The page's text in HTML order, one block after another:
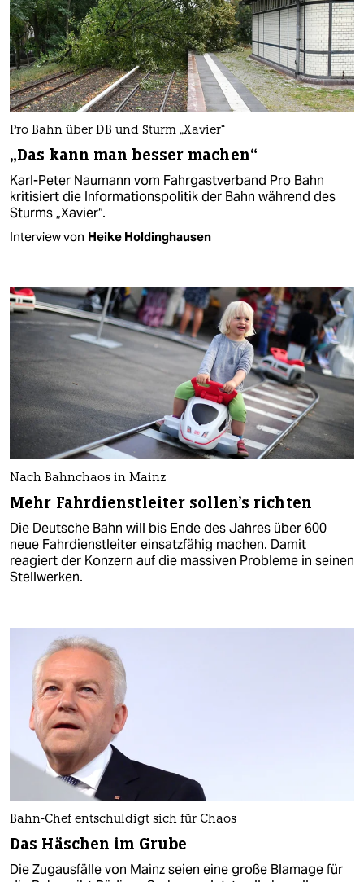
Pro Bahn über DB und Sturm „Xavier“
„Das kann man besser machen“
Karl-Peter Naumann vom Fahrgastverband Pro Bahn
kritisiert die Informationspolitik der Bahn während des
Sturms „Xavier“.
Interview von Heike Holdinghausen
Nach Bahnchaos in Mainz
Mehr Fahrdienstleiter sollen's richten
Die Deutsche Bahn will bis Ende des Jahres über 600
neue Fahrdienstleiter einsatzfähig machen. Damit
reagiert der Konzern auf die massiven Probleme in seinen
Stellwerken.
Bahn-Chef entschuldigt sich für Chaos
Das Häschen im Grube
Die Zugausfälle von Mainz seien eine große Blamage für